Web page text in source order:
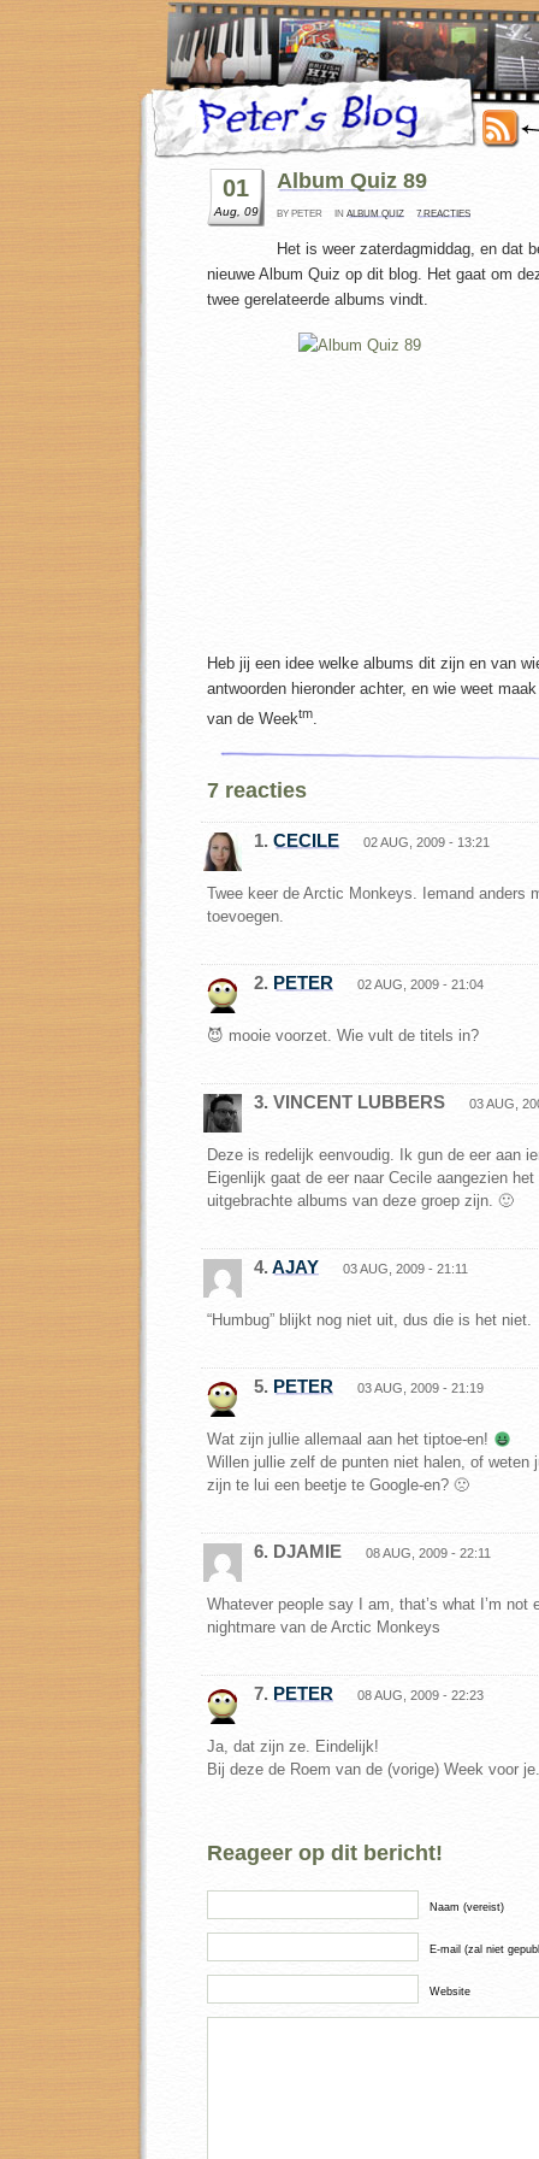
01
Aug, 09
Album Quiz 89
BY PETER IN ALBUM QUIZ 7 REACTIES
Het is weer zaterdagmiddag, en dat
nieuwe Album Quiz op dit blog. Het gaat om
twee gerelateerde albums vindt.
Heb jij een idee welke albums dit zijn en van
antwoorden hieronder achter, en wie weet
van de Weektm.
7 reacties
1. CECILE 02 AUG, 2009 - 13:21
Twee keer de Arctic Monkeys. Iemand anders
toevoegen.
2. PETER 02 AUG, 2009 - 21:04
😈 mooie voorzet. Wie vult de titels in?
3. VINCENT LUBBERS 03 AUG,
Deze is redelijk eenvoudig. Ik gun de eer aan
Eigenlijk gaat de eer naar Cecile aangezien
uitgebrachte albums van deze groep zijn. 🙂
4.AJAY 03 AUG, 2009 - 21:11
“Humbug” blijkt nog niet uit, dus die is het niet.
5. PETER 03 AUG, 2009 - 21:19
Wat zijn jullie allemaal aan het tiptoe-en!
Willen jullie zelf de punten niet halen, of weten
zijn te lui een beetje te Google-en? 🙁
6. DJAMIE 08 AUG, 2009 - 22:11
Whatever people say I am, that’s what I’m not
nightmare van de Arctic Monkeys
7. PETER 08 AUG, 2009 - 22:23
Ja, dat zijn ze. Eindelijk!
Bij deze de Roem van de (vorige) Week voor
Reageer op dit bericht!
Naam (vereist)
E-mail (zal niet
Website